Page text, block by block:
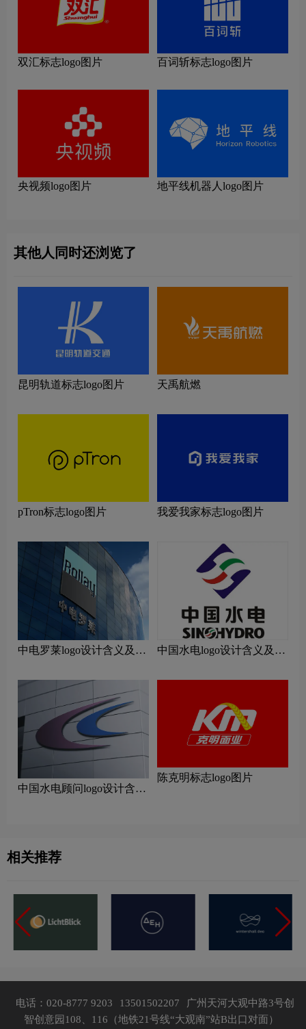
双汇标志logo图片 百词斩标志logo图片
央视频logo图片 地平线机器人logo图片
其他人同时还浏览了
昆明轨道标志logo图片 天禹航燃
pTron标志logo图片 我爱我家标志logo图片
中电罗莱logo设计含义及设
中国水电logo设计含义及设
中国水电顾问logo设计含义
陈克明标志logo图片
相关推荐
电话：020-8777 9203 13501502207
广州天河大观中路3号创
智创意园108、116（地铁21号线“大观南”站B出口对面）